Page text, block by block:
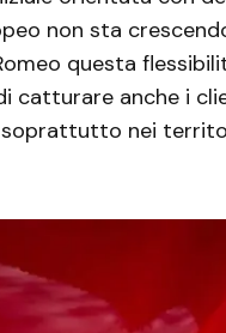
non sta
questa
catturare anche i
soprattutto nei